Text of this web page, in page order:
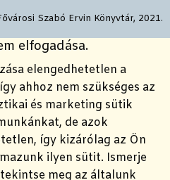
Szabó Ervin Könyvtár, 2021.
elfogadása.
elengedhetetlen a
ahhoz nem szükséges az
és marketing sütik
de azok
így kizárólag az Ön
ilyen sütit. Ismerje
meg az általunk